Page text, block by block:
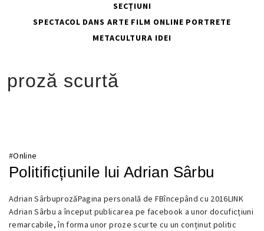
SECȚIUNI
SPECTACOL DANS ARTE FILM ONLINE PORTRETE
METACULTURA IDEI
PROZĂ SCURTĂ
proză scurtă
#Online
Politificțiunile lui Adrian Sârbu
17
DECEMBRIE
Adrian SârbuprozăPagina personală de FBîncepând cu 2016LINK
Adrian Sârbu a început publicarea pe facebook a unor docuficțiuni
remarcabile, în forma unor proze scurte cu un conținut politic